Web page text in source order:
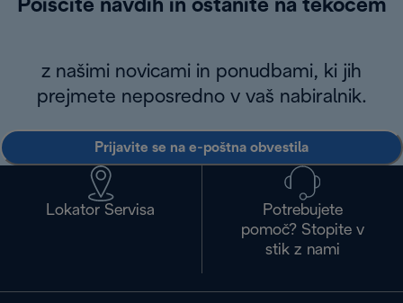
Poiščite navdih in ostanite na tekočem
z našimi novicami in ponudbami, ki jih
prejmete neposredno v vaš nabiralnik.
Prijavite se na e-poštna obvestila
Lokator Servisa
Potrebujete
pomoč? Stopite v
stik z nami